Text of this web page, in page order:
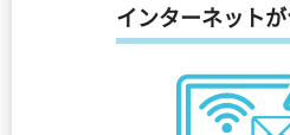
インターネット